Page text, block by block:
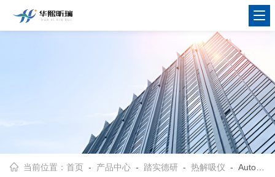
当前位置：首页 - 产品中心 - 踏实德研 -热解吸仪 - AutoTDS-VPro24位低温二次全自动热解吸仪 具有分流功能